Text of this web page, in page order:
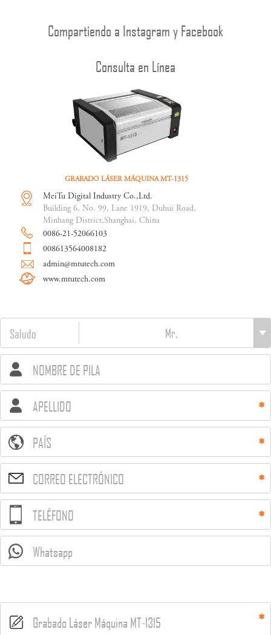
Compartiendo a Instagram y Facebook
Consulta en Línea
GRABADO LÁSER MÁQUINA MT-1315
MeiTu Digital Industry Co.,Ltd.
Building 6, No. 99, Lane 1919, Duhui Road,
Minhang District,Shanghai, China
0086-21-52066103
008613564008182
admin@mtutech.com
www.mtutech.com
Saludo
NOMBRE DE PILA
APELLIDO
PAÍS
CORREO ELECTRÓNICO
TELÉFONO
Whatsapp
Grabado Láser Máquina MT-1315